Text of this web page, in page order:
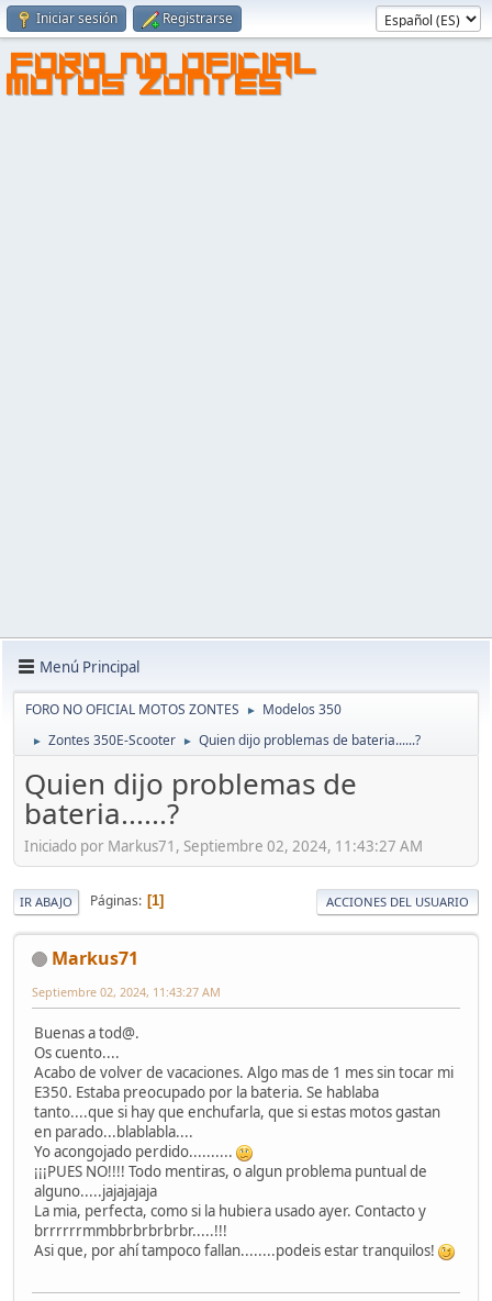
Iniciar sesión Registrarse
FORO NO OFICIAL
MOTOS ZONTES
Menú Principal
FORO NO OFICIAL MOTOS ZONTES ► Modelos 350
► Zontes 350E-Scooter ► Quien dijo problemas de bateria......?
Quien dijo problemas de
bateria......?
Iniciado por Markus71, Septiembre 02, 2024, 11:43:27 AM
IR ABAJO Páginas 1 ACCIONES DEL USUARIO
Markus71
Septiembre 02, 2024, 11:43:27 AM
Buenas a tod@.
Os cuento....
Acabo de volver de vacaciones. Algo mas de 1 mes sin tocar mi
E350. Estaba preocupado por la bateria. Se hablaba
tanto....que si hay que enchufarla, que si estas motos gastan
en parado...blablabla....
Yo acongojado perdido..........
¡¡¡PUES NO!!!! Todo mentiras, o algun problema puntual de
alguno.....jajajajaja
La mia, perfecta, como si la hubiera usado ayer. Contacto y
brrrrrrmmbbrbrbrbrbr.....!!!
Asi que, por ahí tampoco fallan........podeis estar tranquilos!